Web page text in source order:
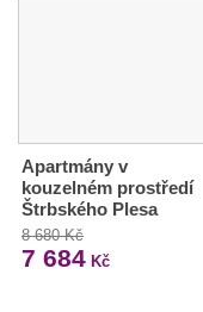
Apartmány v
kouzelném prostředí
Štrbského Plesa
8 680 Kč
7 684 Kč